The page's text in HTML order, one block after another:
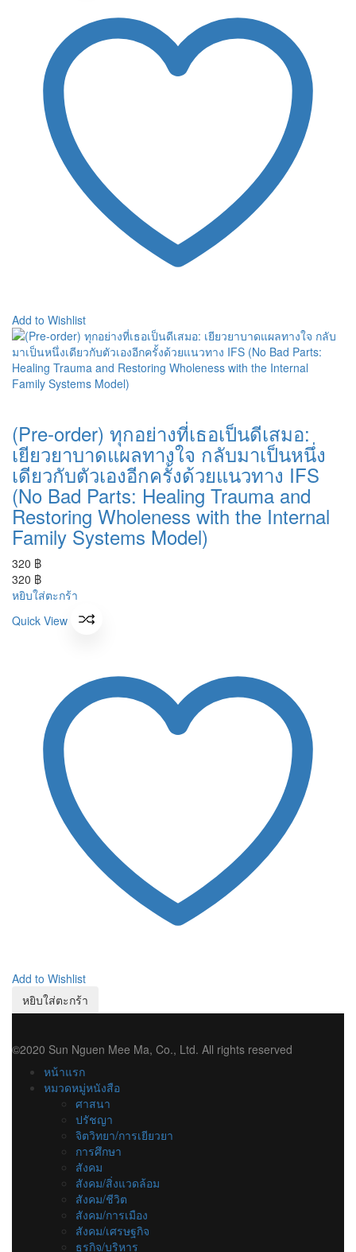
Add to Wishlist
(Pre-order) ทุกอย่างที่เธอเป็นดีเสมอ:
เยียวยาบาดแผลทางใจ กลับมาเป็นหนึ่ง
เดียวกับตัวเองอีกครั้งด้วยแนวทาง IFS
(No Bad Parts: Healing Trauma and
Restoring Wholeness with the Internal
Family Systems Model)
320 ฿
320 ฿
หยิบใส่ตะกร้า
Quick View
Add to Wishlist
หยิบใส่ตะกร้า
©2020 Sun Nguen Mee Ma, Co., Ltd. All rights reserved
หน้าแรก
หมวดหมู่หนังสือ
ศาสนา
ปรัชญา
จิตวิทยา/การเยียวยา
การศึกษา
สังคม
สังคม/สิ่งแวดล้อม
สังคม/ชีวิต
สังคม/การเมือง
สังคม/เศรษฐกิจ
ธุรกิจ/บริหาร